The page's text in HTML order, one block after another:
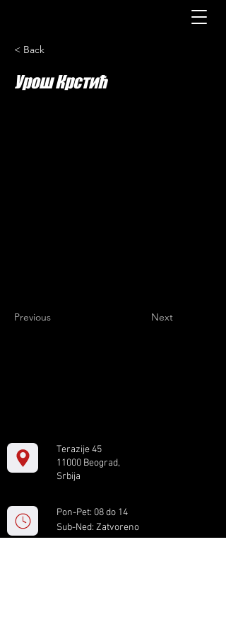
< Back
Урош Крстић
Previous Next
Terazije 45
11000 Beograd,
Srbija
Pon-Pet: 08 do 14
Sub-Ned: Zatvoreno